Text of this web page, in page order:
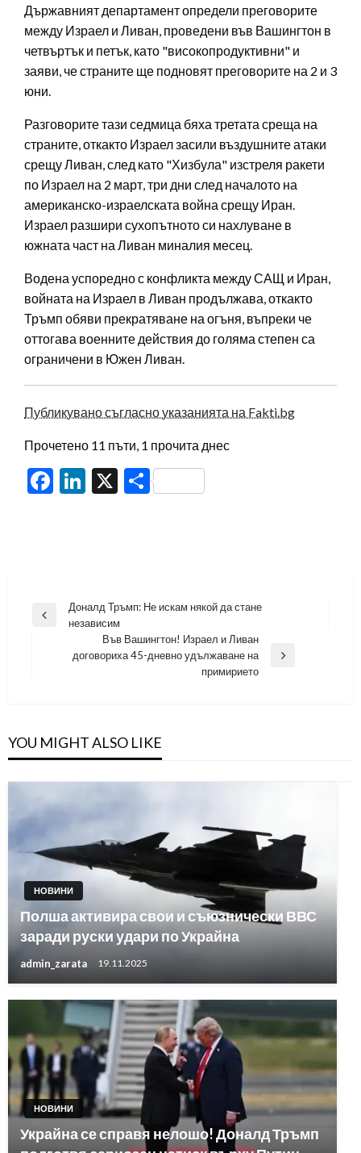
Държавният департамент определи преговорите
между Израел и Ливан, проведени във Вашингтон в
четвъртък и петък, като "високопродуктивни" и
заяви, че страните ще подновят преговорите на 2 и 3
юни.
Разговорите тази седмица бяха третата среща на
страните, откакто Израел засили въздушните атаки
срещу Ливан, след като "Хизбула" изстреля ракети
по Израел на 2 март, три дни след началото на
американско-израелската война срещу Иран.
Израел разшири сухопътното си нахлуване в
южната част на Ливан миналия месец.
Водена успоредно с конфликта между САЩ и Иран,
войната на Израел в Ливан продължава, откакто
Тръмп обяви прекратяване на огъня, въпреки че
оттогава военните действия до голяма степен са
ограничени в Южен Ливан.
Публикувано съгласно указанията на Fakti.bg
Прочетено 11 пъти, 1 прочита днес
Facebook
LinkedIn
X Share
Навигация
Previous
Доналд Тръмп: Не искам някой да стане
независим
Във Вашингтон! Израел и Ливан
договориха 45-дневно удължаване на
примирието
YOU MIGHT ALSO LIKE
НОВИНИ
Полша активира свои и съюзнически ВВС
заради руски удари по Украйна
admin_zarata 19.11.2025
НОВИНИ
Украйна се справя нелошо! Доналд Тръмп